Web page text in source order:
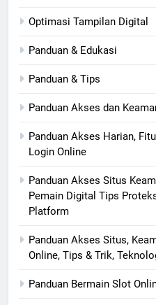
Optimasi Tampilan Digital
Panduan & Edukasi
Panduan & Tips
Panduan Akses dan
Panduan Akses Harian,
Login Online
Panduan Akses Situs
Pemain Digital Tips
Platform
Panduan Akses Situs,
Online, Tips & Trik,
Panduan Bermain Slot